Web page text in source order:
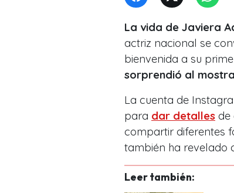
La vida de Javiera
actriz nacional se
bienvenida a su
sorprendió al
La cuenta de
para dar detalles de
compartir diferentes
también ha revelado
Leer también: